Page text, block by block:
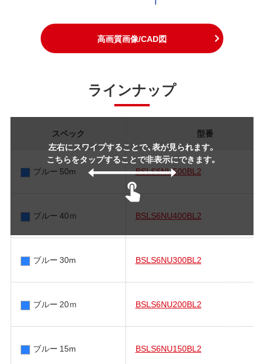
高画質画像/CAD図
ラインナップ
左右にスワイプすることで、表が見られます。
こちらをタップすることで非表示にできます。
スペック 型番
ブルー 50m BSLS6NU500BL2
ブルー 40ｍ BSLS6NU400BL2
ブルー 30m BSLS6NU300BL2
ブルー 20ｍ BSLS6NU200BL2
ブルー 15m BSLS6NU150BL2